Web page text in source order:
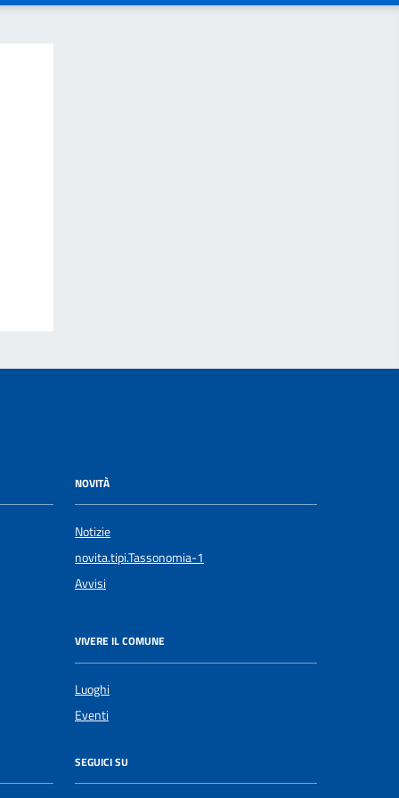
NOVITÀ
Notizie
novita.tipi.Tassonomia-1
Avvisi
VIVERE IL COMUNE
Luoghi
Eventi
SEGUICI SU